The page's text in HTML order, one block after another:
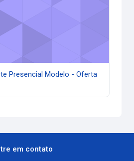
Presencial Modelo - Oferta
em contato